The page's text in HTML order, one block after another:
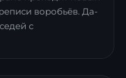
воробьёв. Да-
с